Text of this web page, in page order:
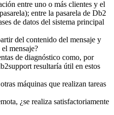
entre uno o más clientes y el
entre la pasarela de Db2
de datos del sistema principal
del contenido del mensaje y
mensaje?
de diagnóstico como, por
resultaría útil en estos
máquinas que realizan tareas
¿se realiza satisfactoriamente